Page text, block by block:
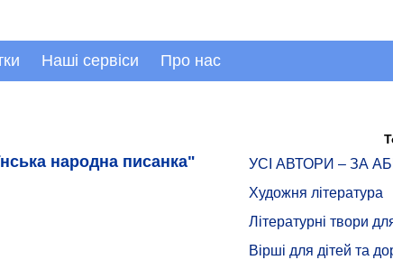
Наші сервіси Про нас
народна писанка"
УСІ АВТОРИ – ЗА
Художня література
Літературні твори
Вірші для дітей та